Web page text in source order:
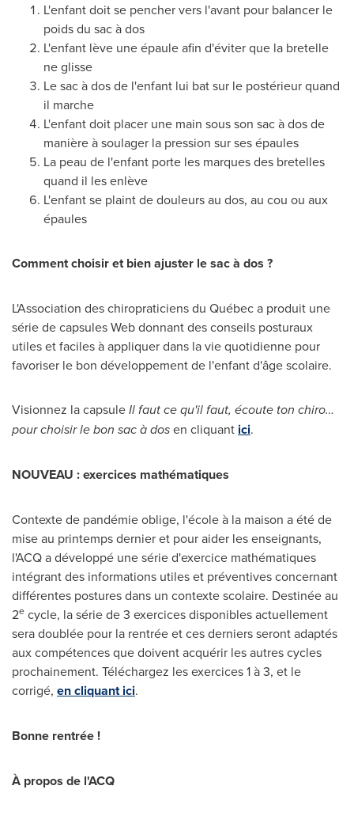
L'enfant doit se pencher vers l'avant pour balancer le
poids du sac à dos
L'enfant lève une épaule afin d'éviter que la bretelle
ne glisse
Le sac à dos de l'enfant lui bat sur le postérieur quand
il marche
L'enfant doit placer une main sous son sac à dos de
manière à soulager la pression sur ses épaules
La peau de l'enfant porte les marques des bretelles
quand il les enlève
L'enfant se plaint de douleurs au dos, au cou ou aux
épaules
Comment choisir et bien ajuster le sac à dos ?
L'Association des chiropraticiens du Québec a produit une
série de capsules Web donnant des conseils posturaux
utiles et faciles à appliquer dans la vie quotidienne pour
favoriser le bon développement de l'enfant d'âge scolaire.
Visionnez la capsuleIl faut ce qu'il faut, écoute ton chiro…
pour choisir le bon sac à dosen cliquant ici.
NOUVEAU : exercices mathématiques
Contexte de pandémie oblige, l'école à la maison a été de
mise au printemps dernier et pour aider les enseignants,
l'ACQ a développé une série d'exercice mathématiques
intégrant des informations utiles et préventives concernant
différentes postures dans un contexte scolaire. Destinée au
2e cycle, la série de 3 exercices disponibles actuellement
sera doublée pour la rentrée et ces derniers seront adaptés
aux compétences que doivent acquérir les autres cycles
prochainement. Téléchargez les exercices 1 à 3, et le
corrigé, en cliquant ici.
Bonne rentrée !
À propos de l'ACQ